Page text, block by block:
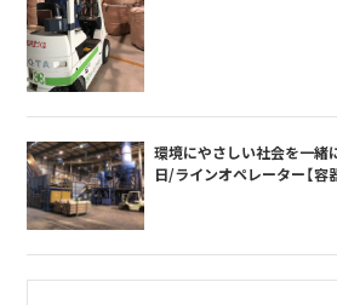
環境にやさしい社会を一緒
日/ラインオペレーター【容